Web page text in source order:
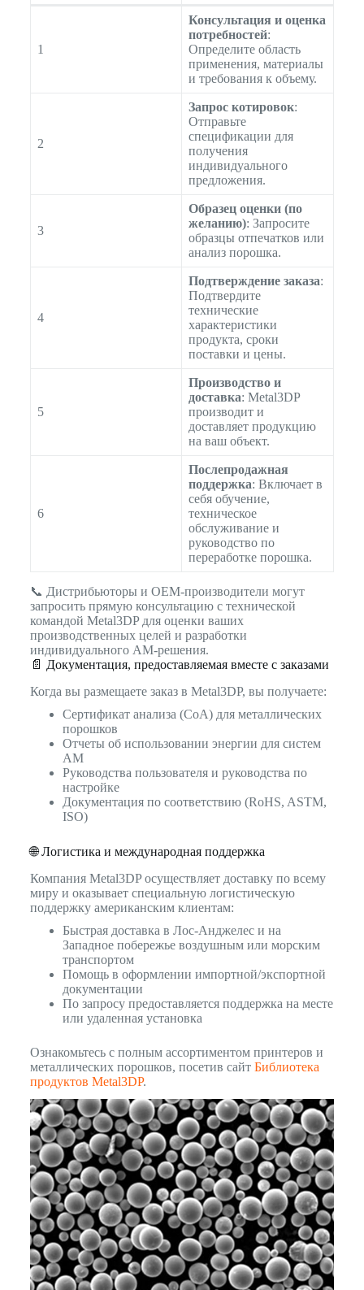
1
Консультация и оценка
потребностей:
Определите область
применения, материалы
и требования к объему.
2
Запрос котировок:
Отправьте
спецификации для
получения
индивидуального
предложения.
3
Образец оценки (по
желанию): Запросите
образцы отпечатков или
анализ порошка.
4
Подтверждение заказа:
Подтвердите
технические
характеристики
продукта, сроки
поставки и цены.
5
Производство и
доставка: Metal3DP
производит и
доставляет продукцию
на ваш объект.
6
Послепродажная
поддержка: Включает в
себя обучение,
техническое
обслуживание и
руководство по
переработке порошка.
📞 Дистрибьюторы и OEM-производители могут
запросить прямую консультацию с технической
командой Metal3DP для оценки ваших
производственных целей и разработки
индивидуального AM-решения.
📄 Документация, предоставляемая вместе с заказами
Когда вы размещаете заказ в Metal3DP, вы получаете:
Сертификат анализа (CoA) для металлических
порошков
Отчеты об использовании энергии для систем
AM
Руководства пользователя и руководства по
настройке
Документация по соответствию (RoHS, ASTM,
ISO)
🌐 Логистика и международная поддержка
Компания Metal3DP осуществляет доставку по всему
миру и оказывает специальную логистическую
поддержку американским клиентам:
Быстрая доставка в Лос-Анджелес и на
Западное побережье воздушным или морским
транспортом
Помощь в оформлении импортной/экспортной
документации
По запросу предоставляется поддержка на месте
или удаленная установка
Ознакомьтесь с полным ассортиментом принтеров и
металлических порошков, посетив сайт Библиотека
продуктов Metal3DP.